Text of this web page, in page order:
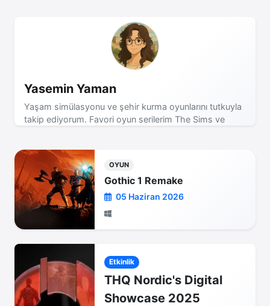
Yasemin Yaman
Yaşam simülasyonu ve şehir kurma oyunlarını tutkuyla
takip ediyorum. Favori oyun serilerim The Sims ve
OYUN
Gothic 1 Remake
05 Haziran 2026
Etkinlik
THQ Nordic's Digital
Showcase 2025